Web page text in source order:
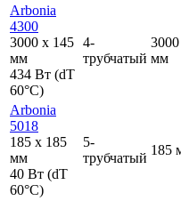
Arbonia
4300
3000 x 145
мм
434 Вт (dT
60°C)
4-
трубчатый
3000
мм
Arbonia
5018
185 x 185
мм
40 Вт (dT
60°C)
5-
трубчатый
185